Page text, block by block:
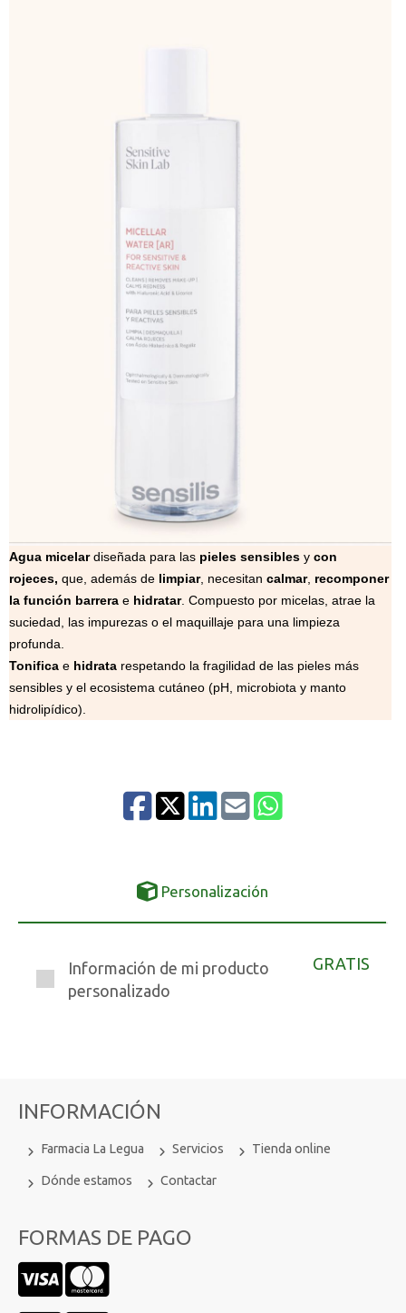
Agua micelar diseñada para las pieles sensibles y con
rojeces, que, además de limpiar, necesitan calmar, recomponer
la función barrera e hidratar. Compuesto por micelas, atrae la
suciedad, las impurezas o el maquillaje para una limpieza
profunda.
Tonifica e hidrata respetando la fragilidad de las pieles más
sensibles y el ecosistema cutáneo (pH, microbiota y manto
hidrolipídico).
Personalización
Información de mi producto
personalizado
GRATIS
INFORMACIÓN
Farmacia La Legua Servicios Tienda online
Dónde estamos Contactar
FORMAS DE PAGO